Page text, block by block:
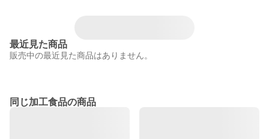
最近見た商品
販売中の最近見た商品はありません。
同じ加工食品の商品